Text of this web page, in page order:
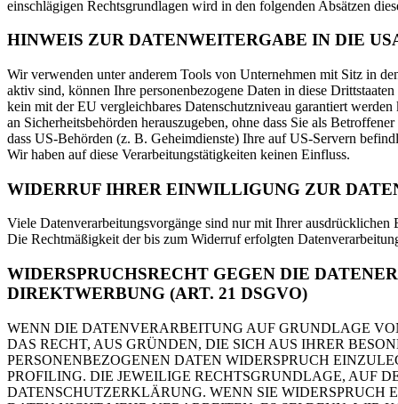
einschlägigen Rechtsgrundlagen wird in den folgenden Absätzen
HINWEIS ZUR DATENWEITERGABE IN DIE
Wir verwenden unter anderem Tools von Unternehmen mit Sitz in
aktiv sind, können Ihre personenbezogene Daten in diese
kein mit der EU vergleichbares Datenschutzniveau garantiert
an Sicherheitsbehörden herauszugeben, ohne dass Sie als
dass US-Behörden (z. B. Geheimdienste) Ihre auf US-Servern
Wir haben auf diese Verarbeitungstätigkeiten keinen Einfluss.
WIDERRUF IHRER EINWILLIGUNG ZUR
Viele Datenverarbeitungsvorgänge sind nur mit Ihrer
Die Rechtmäßigkeit der bis zum Widerruf erfolgten
WIDERSPRUCHSRECHT GEGEN DIE
DIREKTWERBUNG (ART. 21 DSGVO)
WENN DIE DATENVERARBEITUNG AUF GRUNDLAGE
DAS RECHT, AUS GRÜNDEN, DIE SICH AUS IHRER
PERSONENBEZOGENEN DATEN WIDERSPRUCH
PROFILING. DIE JEWEILIGE RECHTSGRUNDLAGE, AUF
DATENSCHUTZERKLÄRUNG. WENN SIE WIDERSPRUCH